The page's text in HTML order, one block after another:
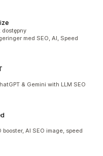
dostępny
med SEO, AI, Speed
& Gemini with LLM SEO
AI SEO image, speed